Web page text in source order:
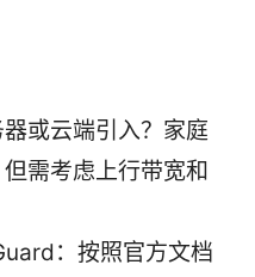
或云端引入？家庭
需考虑上行带宽和
：按照官方文档